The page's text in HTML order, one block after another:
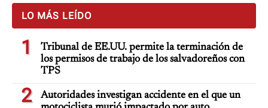
LO MÁS LEÍDO
1
Tribunal de EE.UU. permite la terminación de
los permisos de trabajo de los salvadoreños con
TPS
2
Autoridades investigan accidente en el que un